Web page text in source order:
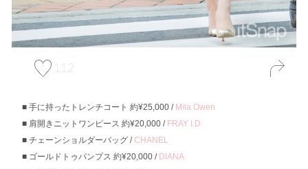
112
手に持ったトレンチコート 約¥25,000 / Mila Owen
肩開きニットワンピース 約¥20,000 / FRAY I.D
チェーンショルダーバッグ /CHANEL
ゴールドトゥパンプス 約¥20,000 / DIANA